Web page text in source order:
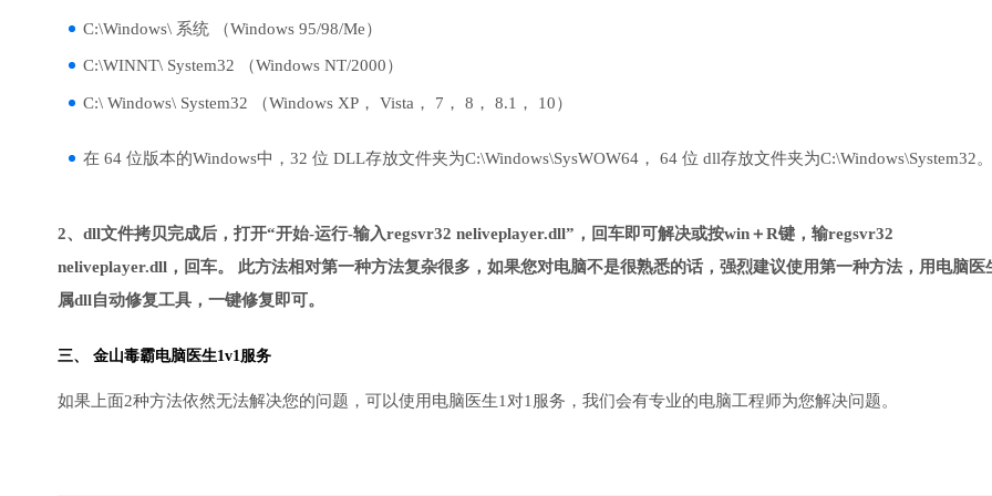
C:\Windows\ 系统 （Windows 95/98/Me）
C:\WINNT\ System32 （Windows NT/2000）
C:\ Windows\ System32 （Windows XP， Vista， 7， 8， 8.1， 10）
在 64 位版本的Windows中，32 位 DLL存放文件夹为C:\Windows\SysWOW64， 64 位 dll存放文件夹为C:\Windows\System32。
2、dll文件拷贝完成后，打开“开始-运行-输入regsvr32 neliveplayer.dll”，回车即可解决或按win＋R键，输regsvr32
neliveplayer.dll，回车。 此方法相对第一种方法复杂很多，如果您对电脑不是很熟悉的话，强烈建议使用第一种方法，用电脑医
属dll自动修复工具，一键修复即可。
三、 金山毒霸电脑医生1v1服务
如果上面2种方法依然无法解决您的问题，可以使用电脑医生1对1服务，我们会有专业的电脑工程师为您解决问题。